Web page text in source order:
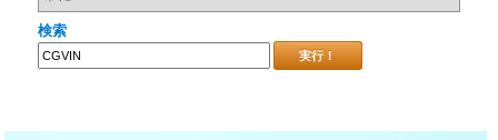
検索
実行！